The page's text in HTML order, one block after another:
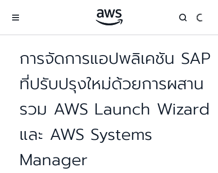
การจัดการแอปพลิเคชัน SAP
ที่ปรับปรุงใหม่ด้วยการผสาน
รวม AWS Launch Wizard
และ AWS Systems
Manager